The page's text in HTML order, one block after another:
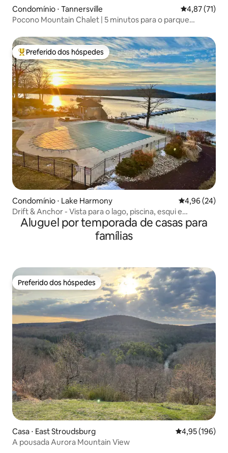
Condomínio ⋅ Tannersville 4,87 de uma
4,87 (71)
Pocono Mountain Chalet | 5 minutos para o parque
Entre os melhores preferidos dos hóspedes
Preferido dos hóspedes
Condomínio ⋅ Lake Harmony 4,96 de uma
4,96 (24)
Drift & Anchor - Vista para o lago, piscina, esqui e
montanha
Aluguel por temporada de casas para
famílias
Preferido dos hóspedes
Preferido dos hóspedes
Casa ⋅ East Stroudsburg 4,95 de uma
4,95 (196)
A pousada Aurora Mountain View